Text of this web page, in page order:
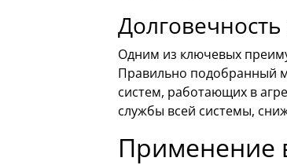
Одним из ключевых
Правильно подобранный
систем, работающих в
службы всей системы,
Применение